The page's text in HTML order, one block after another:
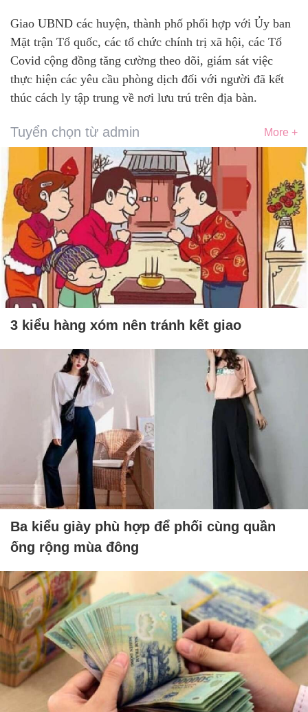
Giao UBND các huyện, thành phố phối hợp với Ủy ban
Mặt trận Tổ quốc, các tổ chức chính trị xã hội, các Tổ
Covid cộng đồng tăng cường theo dõi, giám sát việc
thực hiện các yêu cầu phòng dịch đối với người đã kết
thúc cách ly tập trung về nơi lưu trú trên địa bàn.
Tuyển chọn từ admin More +
3 kiểu hàng xóm nên tránh kết giao
Ba kiểu giày phù hợp để phối cùng quần
ống rộng mùa đông